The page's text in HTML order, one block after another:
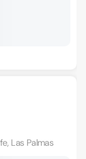
Las Palmas